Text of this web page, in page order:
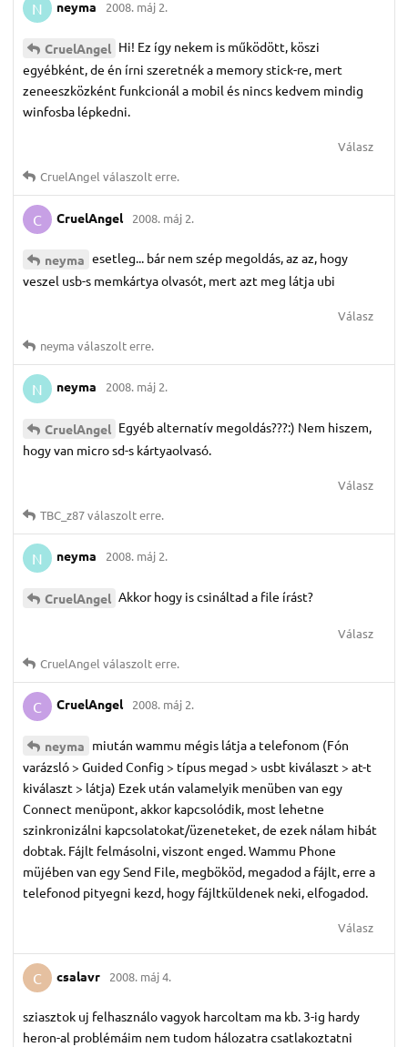
N neyma 2008. máj 2.
CruelAngel Hi! Ez így nekem is működött, köszi
egyébként, de én írni szeretnék a memory stick-re, mert
zeneeszközként funkcionál a mobil és nincs kedvem mindig
winfosba lépkedni.
Válasz
CruelAngel válaszolt erre.
C CruelAngel 2008. máj 2.
neyma esetleg... bár nem szép megoldás, az az, hogy
veszel usb-s memkártya olvasót, mert azt meg látja ubi
Válasz
neyma válaszolt erre.
N neyma 2008. máj 2.
CruelAngel Egyéb alternatív megoldás???:) Nem hiszem,
hogy van micro sd-s kártyaolvasó.
Válasz
TBC_z87válaszolt erre.
N neyma 2008. máj 2.
CruelAngel Akkor hogy is csináltad a file írást?
Válasz
CruelAngel válaszolt erre.
C CruelAngel 2008. máj 2.
neyma miután wammu mégis látja a telefonom (Fón
varázsló > Guided Config > típus megad > usbt kiválaszt > at-t
kiválaszt > látja) Ezek után valamelyik menüben van egy
Connect menüpont, akkor kapcsolódik, most lehetne
szinkronizálni kapcsolatokat/üzeneteket, de ezek nálam hibát
dobtak. Fájlt felmásolni, viszont enged. Wammu Phone
müjében van egy Send File, megbököd, megadod a fájlt, erre a
telefonod pityegni kezd, hogy fájltküldenek neki, elfogadod.
Válasz
C csalavr 2008. máj 4.
sziasztok uj felhasználo vagyok harcoltam ma kb. 3-ig hardy
heron-al problémáim nem tudom hálozatra csatlakoztatni